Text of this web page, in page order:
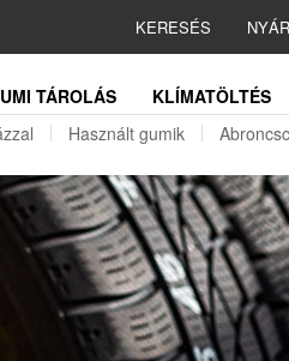
KERESÉS
TÁROLÁS KLÍMATÖLTÉS
Használt gumik